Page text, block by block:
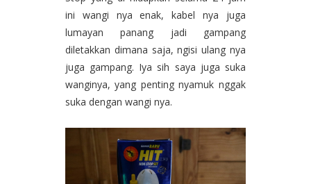
ini wangi nya enak, kabel nya juga
lumayan panang jadi gampang
diletakkan dimana saja, ngisi ulang nya
juga gampang. Iya sih saya juga suka
wanginya, yang penting nyamuk nggak
suka dengan wangi nya.